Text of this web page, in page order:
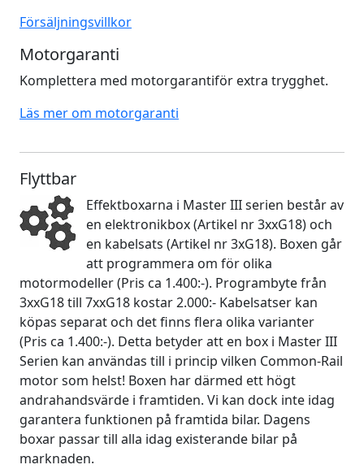
Försäljningsvillkor
Motorgaranti
Komplettera med motorgarantiför extra trygghet.
Läs mer om motorgaranti
Flyttbar
Effektboxarna i Master III serien består av
en elektronikbox (Artikel nr 3xxG18) och
en kabelsats (Artikel nr 3xG18). Boxen går
att programmera om för olika
motormodeller (Pris ca 1.400:-). Programbyte från
3xxG18 till 7xxG18 kostar 2.000:- Kabelsatser kan
köpas separat och det finns flera olika varianter
(Pris ca 1.400:-). Detta betyder att en box i Master III
Serien kan användas till i princip vilken Common-Rail
motor som helst! Boxen har därmed ett högt
andrahandsvärde i framtiden. Vi kan dock inte idag
garantera funktionen på framtida bilar. Dagens
boxar passar till alla idag existerande bilar på
marknaden.